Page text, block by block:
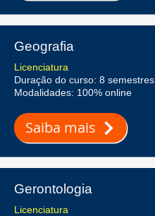
Geografia
Licenciatura
Duração do curso: 8 semestres
Modalidades: 100% online
Saiba mais
Gerontologia
Licenciatura